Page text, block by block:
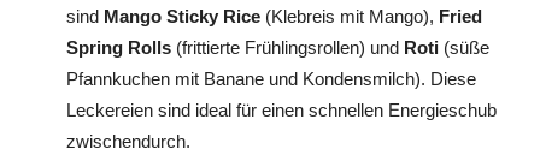
sind Mango Sticky Rice (Klebreis mit Mango), Fried
Spring Rolls (frittierte Frühlingsrollen) und Roti (süße
Pfannkuchen mit Banane und Kondensmilch). Diese
Leckereien sind ideal für einen schnellen Energieschub
zwischendurch.